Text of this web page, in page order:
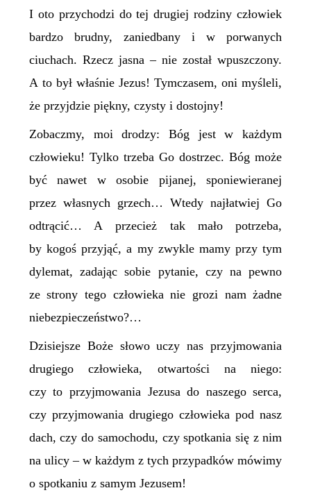
I oto przychodzi do tej drugiej rodziny człowiek
bardzo brudny, zaniedbany i w porwanych
ciuchach. Rzecz jasna – nie został wpuszczony.
A to był właśnie Jezus! Tymczasem, oni myśleli,
że przyjdzie piękny, czysty i dostojny!
Zobaczmy, moi drodzy: Bóg jest w każdym
człowieku! Tylko trzeba Go dostrzec. Bóg może
być nawet w osobie pijanej, sponiewieranej
przez własnych grzech… Wtedy najłatwiej Go
odtrącić… A przecież tak mało potrzeba,
by kogoś przyjąć, a my zwykle mamy przy tym
dylemat, zadając sobie pytanie, czy na pewno
ze strony tego człowieka nie grozi nam żadne
niebezpieczeństwo?…
Dzisiejsze Boże słowo uczy nas przyjmowania
drugiego człowieka, otwartości na niego:
czy to przyjmowania Jezusa do naszego serca,
czy przyjmowania drugiego człowieka pod nasz
dach, czy do samochodu, czy spotkania się z nim
na ulicy – w każdym z tych przypadków mówimy
o spotkaniu z samym Jezusem!